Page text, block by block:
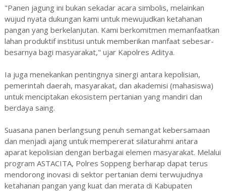
"Panen jagung ini bukan sekadar acara simbolis, melainkan
wujud nyata dukungan kami untuk mewujudkan ketahanan
pangan yang berkelanjutan. Kami berkomitmen memanfaatkan
lahan produktif institusi untuk memberikan manfaat sebesar-
besarnya bagi masyarakat," ujar Kapolres Aditya.
Ia juga menekankan pentingnya sinergi antara kepolisian,
pemerintah daerah, masyarakat, dan akademisi (mahasiswa)
untuk menciptakan ekosistem pertanian yang mandiri dan
berdaya saing.
Suasana panen berlangsung penuh semangat kebersamaan
dan menjadi ajang untuk mempererat silaturahmi antara
aparat kepolisian dengan berbagai elemen masyarakat. Melalui
program ASTACITA, Polres Soppeng berharap dapat terus
mendorong inovasi di sektor pertanian demi terwujudnya
ketahanan pangan yang kuat dan merata di Kabupaten